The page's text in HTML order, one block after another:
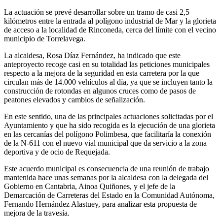
La actuación se prevé desarrollar sobre un tramo de casi 2,5
kilómetros entre la entrada al polígono industrial de Mar y la glorieta
de acceso a la localidad de Rinconeda, cerca del límite con el vecino
municipio de Torrelavega.
La alcaldesa, Rosa Díaz Fernández, ha indicado que este
anteproyecto recoge casi en su totalidad las peticiones municipales
respecto a la mejora de la seguridad en esta carretera por la que
circulan más de 14.000 vehículos al día, ya que se incluyen tanto la
construcción de rotondas en algunos cruces como de pasos de
peatones elevados y cambios de señalización.
En este sentido, una de las principales actuaciones solicitadas por el
Ayuntamiento y que ha sido recogida es la ejecución de una glorieta
en las cercanías del polígono Polimbesa, que facilitaría la conexión
de la N-611 con el nuevo vial municipal que da servicio a la zona
deportiva y de ocio de Requejada.
Este acuerdo municipal es consecuencia de una reunión de trabajo
mantenida hace unas semanas por la alcaldesa con la delegada del
Gobierno en Cantabria, Ainoa Quiñones, y el jefe de la
Demarcación de Carreteras del Estado en la Comunidad Autónoma,
Fernando Hernández Alastuey, para analizar esta propuesta de
mejora de la travesía.